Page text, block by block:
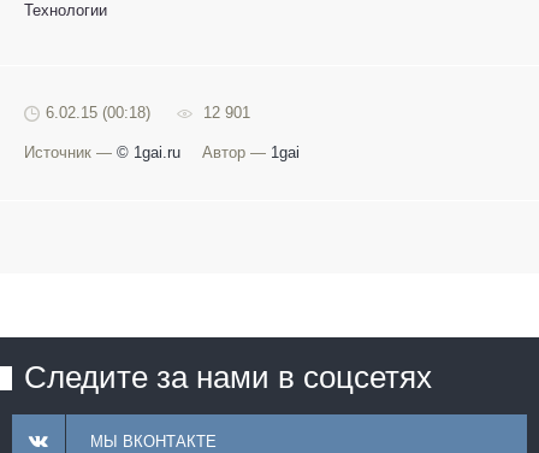
Технологии
6.02.15 (00:18) 12 901
Источник — © 1gai.ru Автор — 1gai
Следите за нами в соцсетях
МЫ ВКОНТАКТЕ